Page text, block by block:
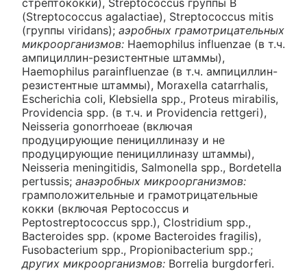
стрептококки), Streptococcus группы В
(Streptococcus agalactiae), Streptococcus mitis
(группы viridans); аэробных грамотрицательных
микроорганизмов: Haemophilus influenzae (в т.ч.
ампициллин-резистентные штаммы),
Haemophilus parainfluenzae (в т.ч. ампициллин-
резистентные штаммы), Moraxella catarrhalis,
Escherichia coli, Klebsiella spp., Proteus mirabilis,
Providencia spp. (в т.ч. и Providencia rettgeri),
Neisseria gonorrhoeae (включая
продуцирующие пенициллиназу и не
продуцирующие пенициллиназу штаммы),
Neisseria meningitidis, Salmonella spp., Bordetella
pertussis; анаэробных микроорганизмов:
грамположительные и грамотрицательные
кокки (включая Peptococcus и
Peptostreptococcus spp.), Clostridium spp.,
Bacteroides spp. (кроме Bacteroides fragilis),
Fusobacterium spp., Propionibacterium spp.;
других микроорганизмов: Borrelia burgdorferi.